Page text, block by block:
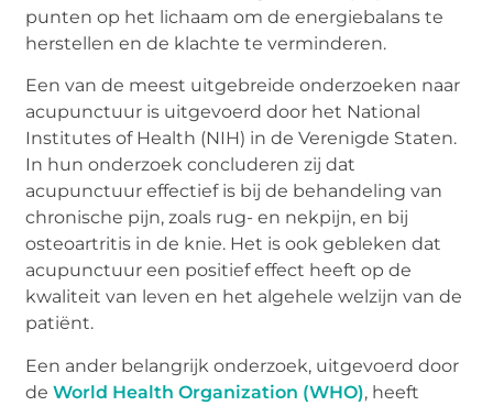
punten op het lichaam om de energiebalans te
herstellen en de klachte te verminderen.
Een van de meest uitgebreide onderzoeken naar
acupunctuur is uitgevoerd door het National
Institutes of Health (NIH) in de Verenigde Staten.
In hun onderzoek concluderen zij dat
acupunctuur effectief is bij de behandeling van
chronische pijn, zoals rug- en nekpijn, en bij
osteoartritis in de knie. Het is ook gebleken dat
acupunctuur een positief effect heeft op de
kwaliteit van leven en het algehele welzijn van de
patiënt.
Een ander belangrijk onderzoek, uitgevoerd door
deWorld Health Organization (WHO), heeft